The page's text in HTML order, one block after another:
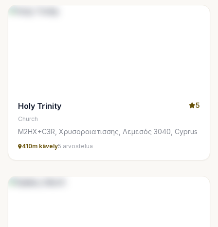
Holy Trinity 5
Church
M2HX+C3R, Χρυσοροιατισσης, Λεμεσός 3040, Cyprus
410m kävely5 arvostelua